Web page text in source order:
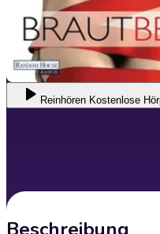
Reinhören Kostenlose